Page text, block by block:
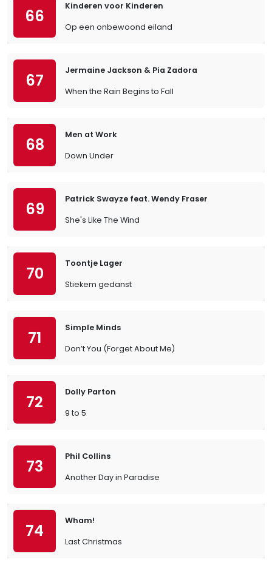
66
Kinderen voor Kinderen
Op een onbewoond eiland
67
Jermaine Jackson & Pia Zadora
When the Rain Begins to Fall
68
Men at Work
Down Under
69
Patrick Swayze feat. Wendy Fraser
She's Like The Wind
70
Toontje Lager
Stiekem gedanst
71
Simple Minds
Don’t You (Forget About Me)
72
Dolly Parton
9 to 5
73
Phil Collins
Another Day in Paradise
74
Wham!
Last Christmas